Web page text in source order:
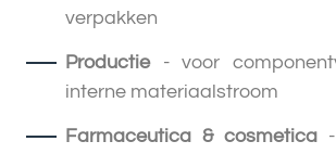
verpakken
Productie- voor
interne materiaalstroom
Farmaceutica & cosmetica